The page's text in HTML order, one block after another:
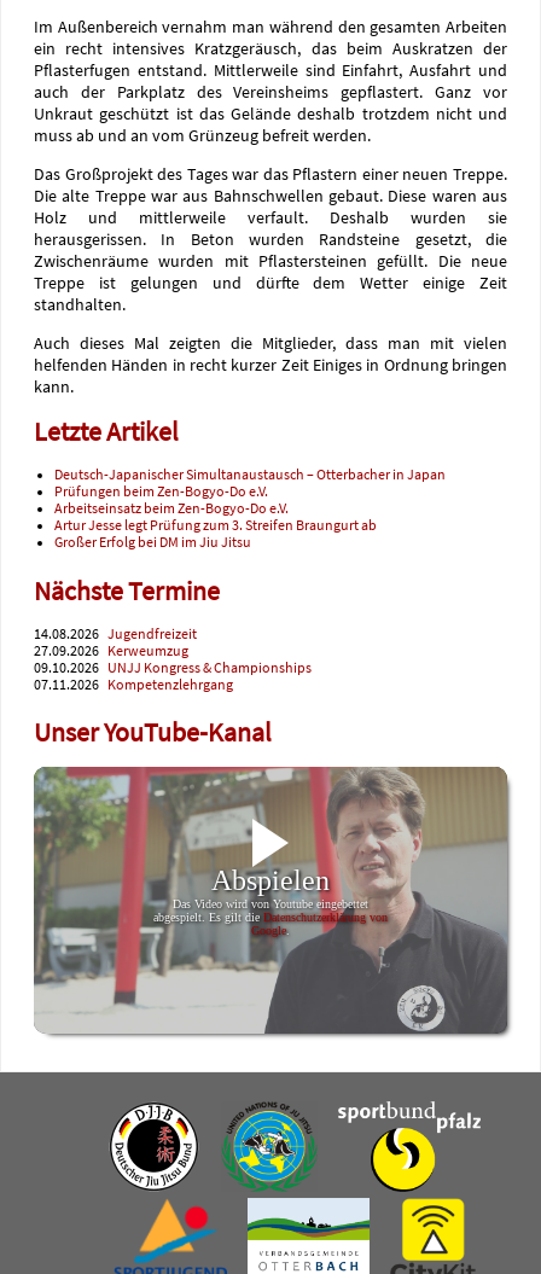
Im Außenbereich vernahm man während den gesamten Arbeiten
ein recht intensives Kratzgeräusch, das beim Auskratzen der
Pflasterfugen entstand. Mittlerweile sind Einfahrt, Ausfahrt und
auch der Parkplatz des Vereinsheims gepflastert. Ganz vor
Unkraut geschützt ist das Gelände deshalb trotzdem nicht und
muss ab und an vom Grünzeug befreit werden.
Das Großprojekt des Tages war das Pflastern einer neuen Treppe.
Die alte Treppe war aus Bahnschwellen gebaut. Diese waren aus
Holz und mittlerweile verfault. Deshalb wurden sie
herausgerissen. In Beton wurden Randsteine gesetzt, die
Zwischenräume wurden mit Pflastersteinen gefüllt. Die neue
Treppe ist gelungen und dürfte dem Wetter einige Zeit
standhalten.
Auch dieses Mal zeigten die Mitglieder, dass man mit vielen
helfenden Händen in recht kurzer Zeit Einiges in Ordnung bringen
kann.
Letzte Artikel
Deutsch-Japanischer Simultanaustausch – Otterbacher in Japan
Prüfungen beim Zen-Bogyo-Do e.V.
Arbeitseinsatz beim Zen-Bogyo-Do e.V.
Artur Jesse legt Prüfung zum 3. Streifen Braungurt ab
Großer Erfolg bei DM im Jiu Jitsu
Nächste Termine
14.08.2026 Jugendfreizeit
27.09.2026 Kerweumzug
09.10.2026 UNJJ Kongress & Championships
07.11.2026 Kompetenzlehrgang
Unser YouTube-Kanal